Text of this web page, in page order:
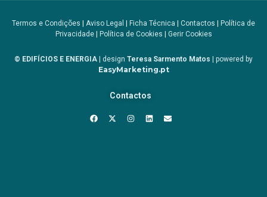
Termos e Condições | Aviso Legal | Ficha Técnica | Contactos | Política de
Privacidade| Política de Cookies | Gerir Cookies
© EDIFÍCIOS E ENERGIA | design Teresa Sarmento Matos | powered by
EasyMarketing.pt
Contactos